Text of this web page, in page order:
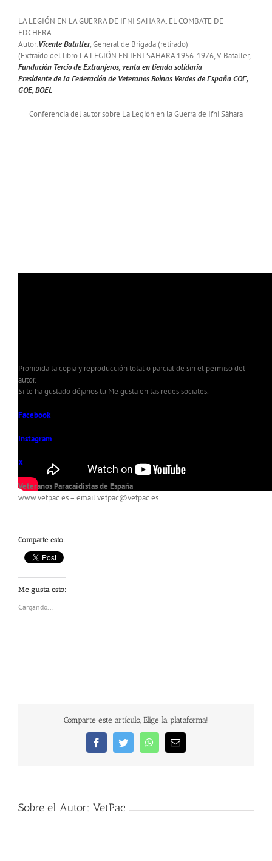
LA LEGIÓN EN LA GUERRA DE IFNI SAHARA. EL COMBATE DE
EDCHERA
Autor:Vicente Bataller, General de Brigada (retirado)
(Extraído del libro LA LEGIÓN EN IFNI SAHARA 1956-1976, V. Bataller,
Fundación Tercio de Extranjeros, venta en tienda solidaria
Presidente de la Federación de Veteranos Boinas Verdes de España COE,
GOE, BOEL
Conferencia del autor sobre La Legión en la Guerra de Ifni Sáhara
Prohibida la copia y reproducción total o parcial de sin el permiso del
autor.
Si te ha gustado déjanos tu Me gusta en las redes sociales.
Facebook
Instagram
X
Veteranos Paracaidistas de España
www.vetpac.es – email vetpac@vetpac.es
Comparte esto:
Me gusta esto:
Cargando...
Comparte este artículo, Elige la plataforma!
FacebookTwitterWhatsAppCorreo
Sobre el Autor: VetPac